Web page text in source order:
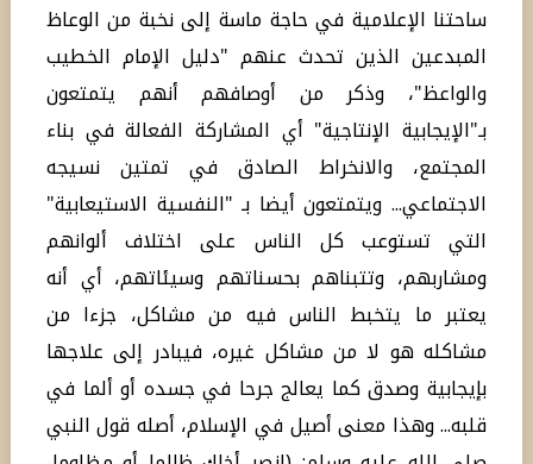
ساحتنا الإعلامية في حاجة ماسة إلى نخبة من الوعاظ
المبدعين الذين تحدث عنهم "دليل الإمام الخطيب
والواعظ"، وذكر من أوصافهم أنهم يتمتعون
بـ"الإيجابية الإنتاجية" أي المشاركة الفعالة في بناء
المجتمع، والانخراط الصادق في تمتين نسيجه
الاجتماعي... ويتمتعون أيضا بـ "النفسية الاستيعابية"
التي تستوعب كل الناس على اختلاف ألوانهم
ومشاربهم، وتتبناهم بحسناتهم وسيئاتهم، أي أنه
يعتبر ما يتخبط الناس فيه من مشاكل، جزءا من
مشاكله هو لا من مشاكل غيره، فيبادر إلى علاجها
بإيجابية وصدق كما يعالج جرحا في جسده أو ألما في
قلبه... وهذا معنى أصيل في الإسلام، أصله قول النبي